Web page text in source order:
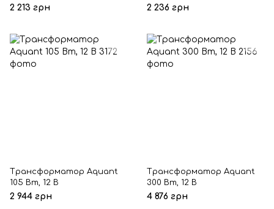
2 213 грн
White
2 236 грн
Трансформатор Aquant
105 Вт, 12 В
2 944 грн
Трансформатор Aquant
300 Вт, 12 В
4 876 грн